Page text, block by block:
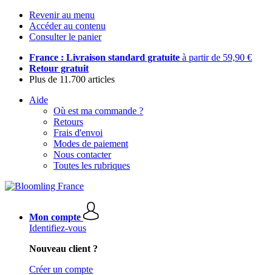
Revenir au menu
Accéder au contenu
Consulter le panier
France : Livraison standard gratuite à partir de 59,90 €
Retour gratuit
Plus de 11.700 articles
Aide
Où est ma commande ?
Retours
Frais d'envoi
Modes de paiement
Nous contacter
Toutes les rubriques
Mon compte
Identifiez-vous
Nouveau client ?
Créer un compte